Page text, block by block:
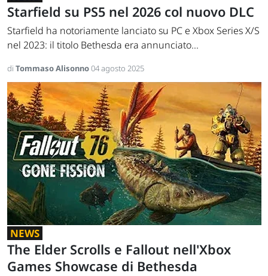
Starfield su PS5 nel 2026 col nuovo DLC
Starfield ha notoriamente lanciato su PC e Xbox Series X/S
nel 2023: il titolo Bethesda era annunciato...
di Tommaso Alisonno04 agosto 2025
NEWS
The Elder Scrolls e Fallout nell'Xbox
Games Showcase di Bethesda